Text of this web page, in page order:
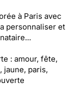
à Paris avec
personnaliser et
: amour, fête,
jaune, paris,